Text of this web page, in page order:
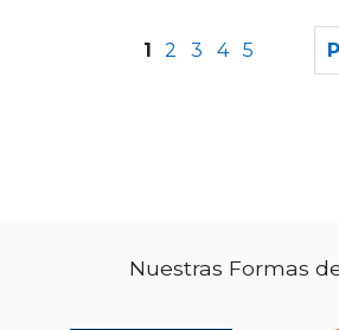
1 2 3 4 5
Nuestras Formas